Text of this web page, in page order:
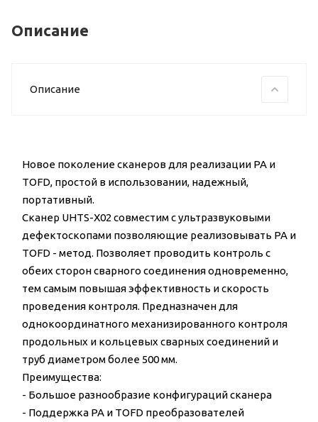
Описание
Описание
Новое поколение сканеров для реализации PA и
TOFD, простой в использовании, надежный,
портативный.
Сканер UHTS-X02 совместим с ультразвуковыми
дефектоскопами позволяющие реализовывать PA и
TOFD - метод. Позволяет проводить контроль с
обеих сторон сварного соединения одновременно,
тем самым повышая эффективность и скорость
проведения контроля. Предназначен для
однокоординатного механизированного контроля
продольных и кольцевых сварных соединений и
труб диаметром более 500 мм.
Преимущества:
- Большое разнообразие конфигураций сканера
- Поддержка PA и TOFD преобразователей